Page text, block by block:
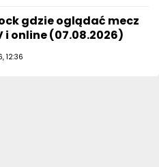
gdzie oglądać mecz
i online (07.08.2026)
12:36